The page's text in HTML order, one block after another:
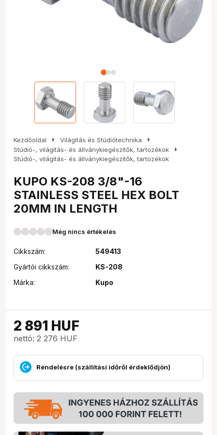
Kezdőoldal arrow_right Világítás és Stúdiótechnika arrow_right
Stúdió-, világítás- és állványkiegészítők, tartozékok arrow_right
Stúdió-, világítás- és állványkiegészítők, tartozékok
KUPO KS-208 3/8"-16
STAINLESS STEEL HEX BOLT
20MM IN LENGTH
Még nincs értékelés
Cikkszám:
549413
Gyártói cikkszám:
KS-208
Márka:
Kupo
2 891 HUF
nettó: 2 276 HUF
Rendelésre (szállítási időről érdeklődjön)